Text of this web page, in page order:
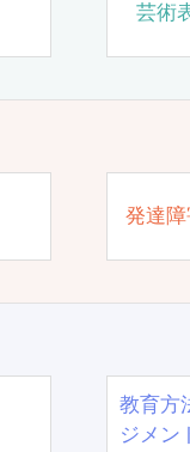
芸術
発達
教育方
ジメン